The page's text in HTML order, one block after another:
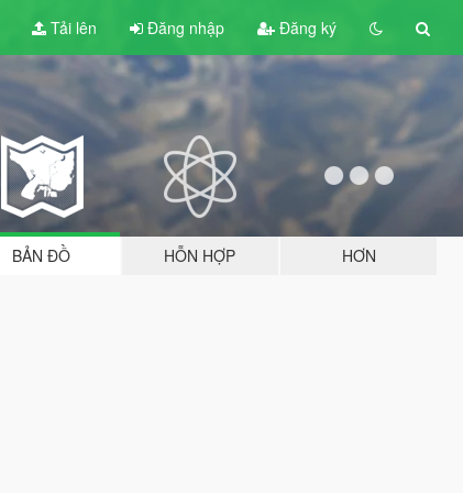
Tải lên Đăng nhập Đăng ký
BẢN ĐỒ HỖN HỢP HƠN